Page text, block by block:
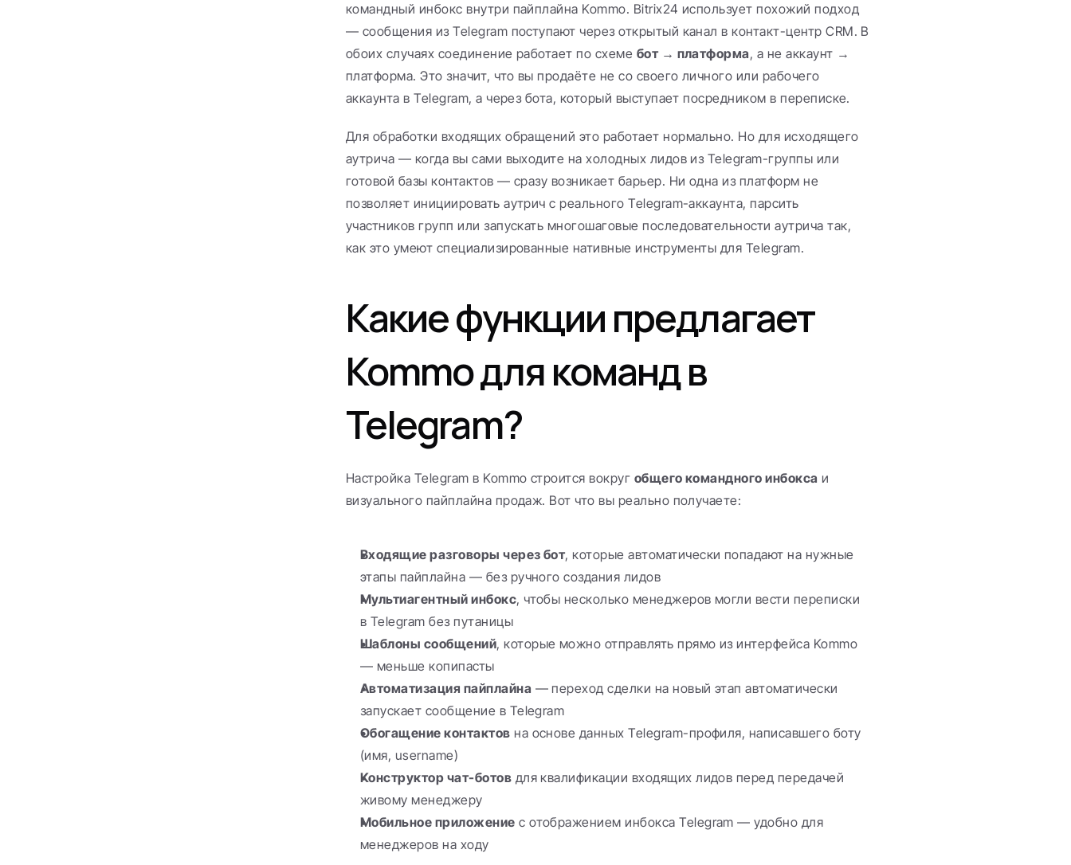
командный инбокс внутри пайплайна Kommo. Bitrix24 использует похожий подход
— сообщения из Telegram поступают через открытый канал в контакт-центр CRM. В
обоих случаях соединение работает по схеме бот → платформа, а не аккаунт →
платформа. Это значит, что вы продаёте не со своего личного или рабочего
аккаунта в Telegram, а через бота, который выступает посредником в переписке.
Для обработки входящих обращений это работает нормально. Но для исходящего
аутрича — когда вы сами выходите на холодных лидов из Telegram-группы или
готовой базы контактов — сразу возникает барьер. Ни одна из платформ не
позволяет инициировать аутрич с реального Telegram-аккаунта, парсить
участников групп или запускать многошаговые последовательности аутрича так,
как это умеют специализированные нативные инструменты для Telegram.
Какие функции предлагает
Kommo для команд в
Telegram?
Настройка Telegram в Kommo строится вокруг общего командного инбокса и
визуального пайплайна продаж. Вот что вы реально получаете:
Входящие разговоры через бот, которые автоматически попадают на нужные
этапы пайплайна — без ручного создания лидов
Мультиагентный инбокс, чтобы несколько менеджеров могли вести переписки
в Telegram без путаницы
Шаблоны сообщений, которые можно отправлять прямо из интерфейса Kommo
— меньше копипасты
Автоматизация пайплайна — переход сделки на новый этап автоматически
запускает сообщение в Telegram
Обогащение контактов на основе данных Telegram-профиля, написавшего боту
(имя, username)
Конструктор чат-ботов для квалификации входящих лидов перед передачей
живому менеджеру
Мобильное приложение с отображением инбокса Telegram — удобно для
менеджеров на ходу